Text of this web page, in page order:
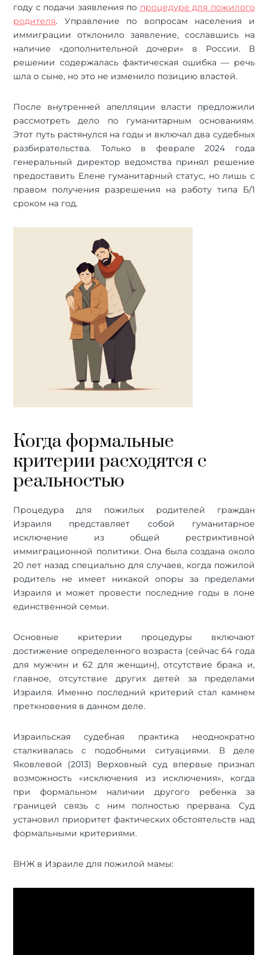
году с подачи заявления по процедуре для пожилого
родителя. Управление по вопросам населения и
иммиграции отклонило заявление, сославшись на
наличие «дополнительной дочери» в России. В
решении содержалась фактическая ошибка — речь
шла о сыне, но это не изменило позицию властей.
После внутренней апелляции власти предложили
рассмотреть дело по гуманитарным основаниям.
Этот путь растянулся на годы и включал два судебных
разбирательства. Только в феврале 2024 года
генеральный директор ведомства принял решение
предоставить Елене гуманитарный статус, но лишь с
правом получения разрешения на работу типа Б/1
сроком на год.
Когда формальные
критерии расходятся с
реальностью
Процедура для пожилых родителей граждан
Израиля представляет собой гуманитарное
исключение из общей рестриктивной
иммиграционной политики. Она была создана около
20 лет назад специально для случаев, когда пожилой
родитель не имеет никакой опоры за пределами
Израиля и может провести последние годы в лоне
единственной семьи.
Основные критерии процедуры включают
достижение определенного возраста (сейчас 64 года
для мужчин и 62 для женщин), отсутствие брака и,
главное, отсутствие других детей за пределами
Израиля. Именно последний критерий стал камнем
преткновения в данном деле.
Израильская судебная практика неоднократно
сталкивалась с подобными ситуациями. В деле
Яковлевой (2013) Верховный суд впервые признал
возможность «исключения из исключения», когда
при формальном наличии другого ребенка за
границей связь с ним полностью прервана. Суд
установил приоритет фактических обстоятельств над
формальными критериями.
ВНЖ в Израиле для пожилой мамы: